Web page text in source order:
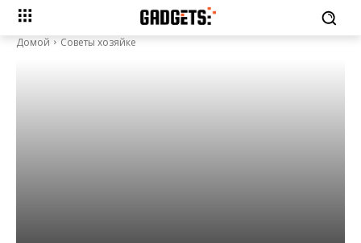
Домой Советы хозяйке